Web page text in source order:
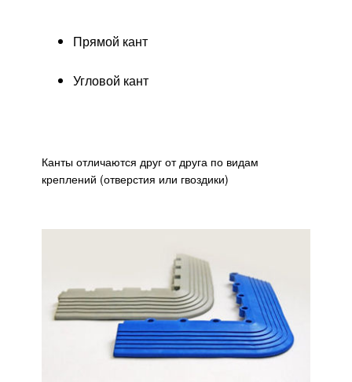
Прямой кант
Угловой кант
Канты отличаются друг от друга по видам
креплений (отверстия или гвоздики)